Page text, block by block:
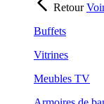
Retour
Buffets
Vitrines
Meubles TV